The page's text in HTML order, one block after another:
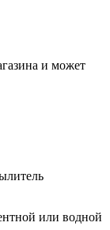
и может
или водной